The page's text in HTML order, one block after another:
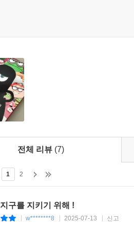
전체 리뷰 (7)
1 2
지구를 지키기 위해 !
w********8 2025-07-13 신고